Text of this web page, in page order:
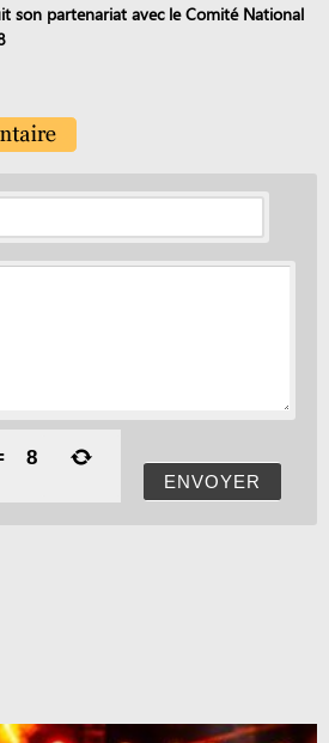
son partenariat avec le Comité National
ENVOYER
8